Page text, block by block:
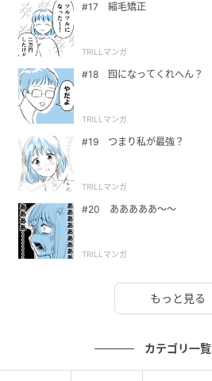
#17 縮毛矯正
TRILLマンガ
#18 囮になってくれへん？
TRILLマンガ
#19 つまり私が最強？
TRILLマンガ
#20 あああああ〜〜
TRILLマンガ
もっと見る
カテゴリ一覧